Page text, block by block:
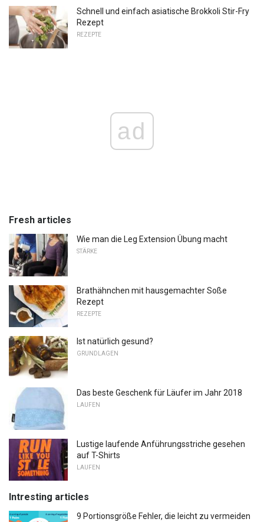
Schnell und einfach asiatische Brokkoli Stir-Fry
Rezept
REZEPTE
ad
Fresh articles
Wie man die Leg Extension Übung macht
STÄRKE
Brathähnchen mit hausgemachter Soße
Rezept
REZEPTE
Ist natürlich gesund?
GRUNDLAGEN
Das beste Geschenk für Läufer im Jahr 2018
LAUFEN
Lustige laufende Anführungsstriche gesehen
auf T-Shirts
LAUFEN
Intresting articles
9 Portionsgröße Fehler, die leicht zu vermeiden